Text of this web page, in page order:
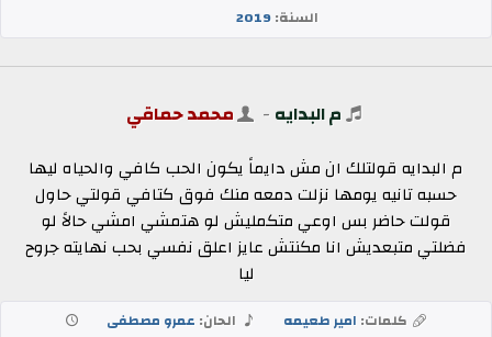
السنة:2019
م البدايه - محمد حماقي
م البدايه قولتلك ان مش دايماً يكون الحب كافي والحياه ليها
حسبه تانيه يومها نزلت دمعه منك فوق كتافي قولتي حاول
قولت حاضر بس اوعي متكمليش لو هتمشي امشي حالاً لو
فضلتي متبعديش انا مكنتش عايز اعلق نفسي بحب نهايته جروح
ليا
كلمات: امير طعيمه الحان: عمرو مصطفى